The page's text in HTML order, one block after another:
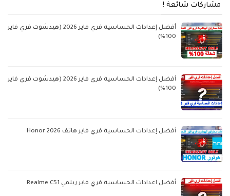
مشاركات شائعة !
أفضل إعدادات الحساسية فري فاير 2026 (هيدشوت فري فاير
100%)
أفضل إعدادات الحساسية فري فاير 2026 (هيدشوت فري فاير
100%)
أفضل إعدادات الحساسية فري فاير هاتف Honor 2026
أفضل اعدادات الحساسية فري فاير ريلمي Realme C51